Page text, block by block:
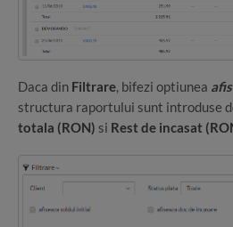
Daca din Filtrare, bifezi optiunea
structura raportului sunt introduse
totala (RON) si Rest de incasat